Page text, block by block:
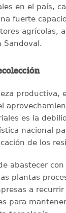
en el país,
fuerte
agrícolas,
Sandoval.
productiva,
es la
nacional
de los
abastecer
plantas
a
para